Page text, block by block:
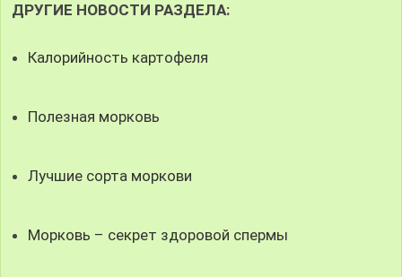
ДРУГИЕ НОВОСТИ РАЗДЕЛА:
Калорийность картофеля
Полезная морковь
Лучшие сорта моркови
Морковь – секрет здоровой спермы